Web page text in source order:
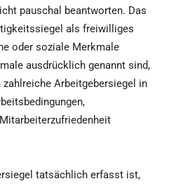
pauschal beantworten. Das
als freiwilliges
oder soziale Merkmale
ausdrücklich genannt sind,
Arbeitgebersiegel in
tatsächlich erfasst ist,